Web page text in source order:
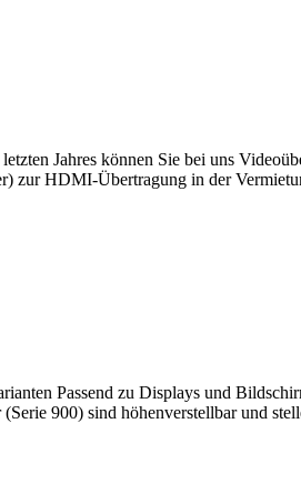
Jahres können Sie bei uns
zur HDMI-Übertragung in der
Passend zu Displays und
900) sind höhenverstellbar und